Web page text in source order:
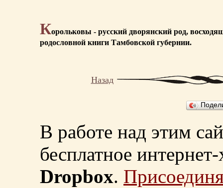
Корольковы - русский дворянский род,
родословной книги Тамбовской губернии.
Назад
В работе над этим
бесплатное
Dropbox.